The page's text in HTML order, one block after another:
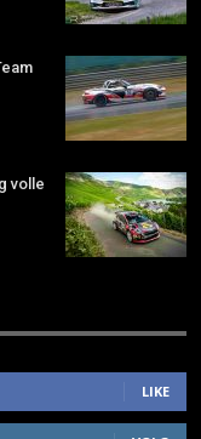
volle
LIKE